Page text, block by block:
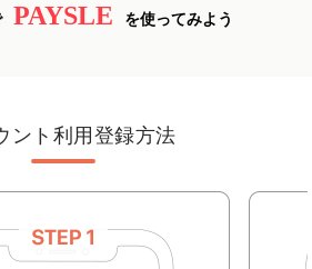
PAYSLE を使ってみよう
ント利用登録方法